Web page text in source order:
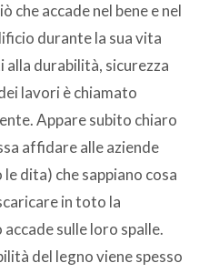
che accade nel bene e nel
durante la sua vita
durabilità, sicurezza
lavori è chiamato
Appare subito chiaro
affidare alle aziende
dita) che sappiano cosa
in toto la
sulle loro spalle.
del legno viene spesso